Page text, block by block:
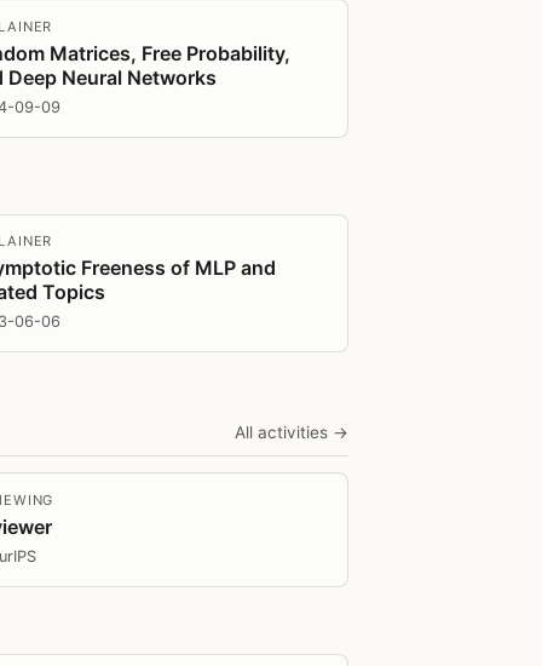
Matrices, Free Probability,
Deep Neural Networks
09-09
Freeness of MLP and
Topics
06-06
All activities →